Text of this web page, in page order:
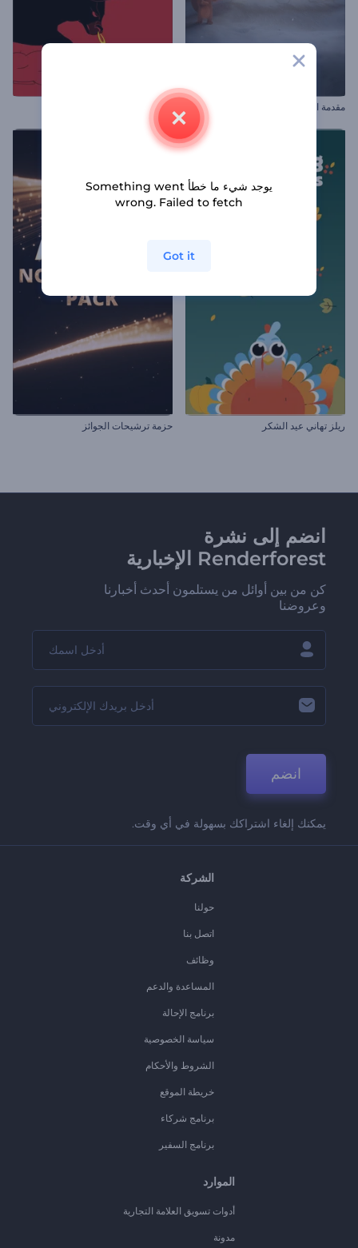
مقدمة الألعاب النارية للعام الجديد ترويج حدث إطلاق الثيران
ريلز تهاني عيد الشكر حزمة ترشيحات الجوائز
انضم إلى نشرة
Renderforest الإخبارية
كن من بين أوائل من يستلمون أحدث أخبارنا
وعروضنا
انضم
يمكنك إلغاء اشتراكك بسهولة في أي وقت.
الشركة
حولنا
اتصل بنا
وظائف
المساعدة والدعم
برنامج الإحالة
سياسة الخصوصية
الشروط والأحكام
خريطة الموقع
برنامج شركاء
برنامج السفير
الموارد
أدوات تسويق العلامة التجارية
مدونة
يوجد شيء ما خطأ Something went
wrong. Failed to fetch
Got it